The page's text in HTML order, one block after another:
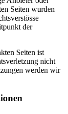
Seiten wurden
der
Seiten ist
nicht
werden wir